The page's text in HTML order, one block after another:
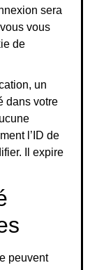
sera
vous
de
un
dans votre
l’ID de
Il expire
peuvent